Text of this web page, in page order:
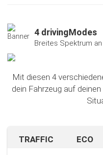
4 drivingModes
Breites Spektrum
Mit diesen 4
dein Fahrzeug auf
TRAFFIC ECO
Bist du auf
Sparen beim
Falls du nach dem